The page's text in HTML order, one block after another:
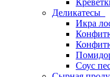
Деликатесы
Икра
Соус